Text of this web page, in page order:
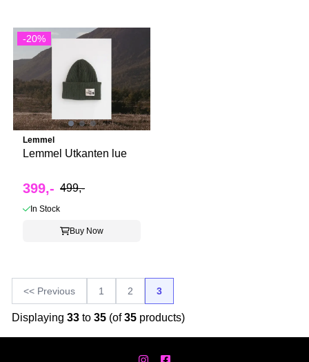
-20%
Lemmel
Lemmel Utkanten lue
399,- 499,-
In Stock
Buy Now
<< Previous 1 2 3
Displaying 33to 35(of35products)